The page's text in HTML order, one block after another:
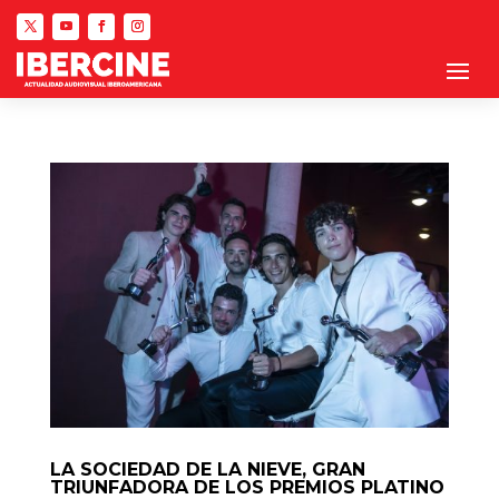
LA SOCIEDAD DE LA NIEVE, GRAN
TRIUNFADORA DE LOS PREMIOS PLATINO